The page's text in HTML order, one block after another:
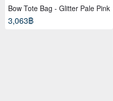
Bow Tote Bag - Glitter Pale Pink
3,063฿